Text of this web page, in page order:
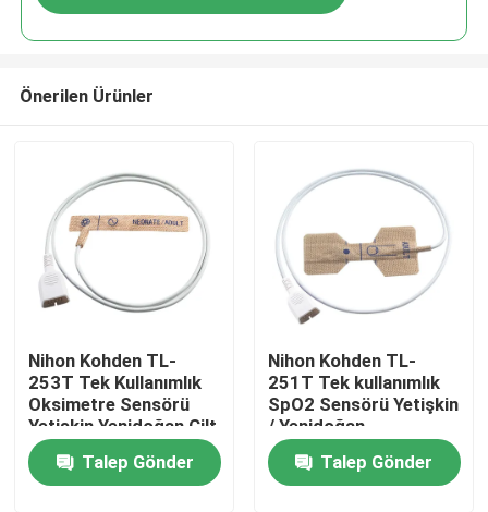
Ev
Ürünler
Önerilen Ürünler
Nihon Kohden TL-
253T Tek Kullanımlık
Oksimetre Sensörü
Yetişkin Yenidoğan Cilt
Streç Kumaş
Talep Gönder
Nihon Kohden TL-
251T Tek kullanımlık
SpO2 Sensörü Yetişkin
/ Yenidoğan
Dokunulmamış Kumaş
Tek kullanımlık SpO2
Sondu
Talep Gönder